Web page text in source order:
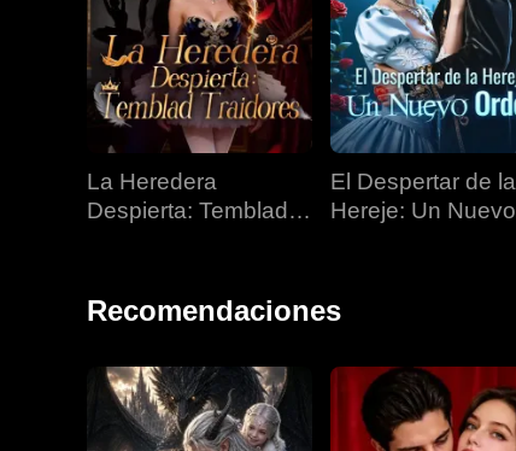
La Heredera
Despierta: Temblad
El Despertar de la
Hereje: Un Nuevo
Recomendaciones